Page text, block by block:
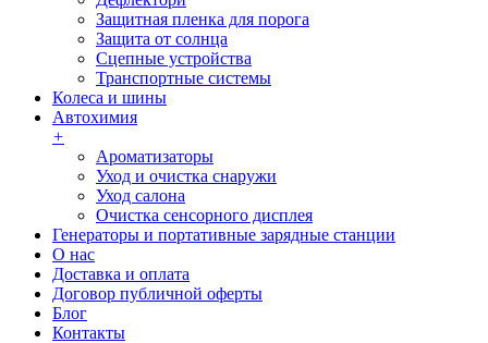
Защитная пленка для порога
Защита от солнца
Сцепные устройства
Транспортные системы
Колеса и шины
Автохимия
+
Ароматизаторы
Уход и очистка снаружи
Уход салона
Очистка сенсорного дисплея
Генераторы и портативные зарядные станции
О нас
Доставка и оплата
Договор публичной оферты
Блог
Контакты